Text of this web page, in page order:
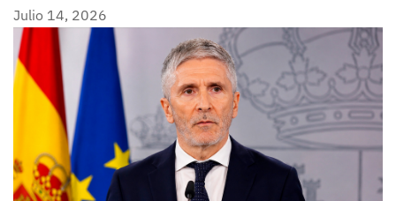
Julio 14, 2026